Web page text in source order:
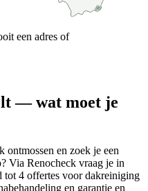
een adres of
— wat moet je
en zoek je een
Via Renocheck vraag je in
tot 4 offertes voor dakreiniging
en garantie en